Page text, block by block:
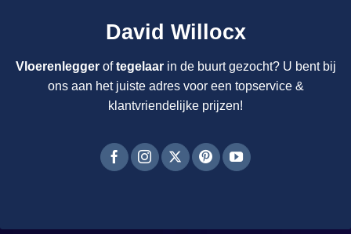
David Willocx
Vloerenleggeroftegelaarin de buurt gezocht? U bent bij
ons aan het juiste adres voor een topservice &
klantvriendelijke prijzen!